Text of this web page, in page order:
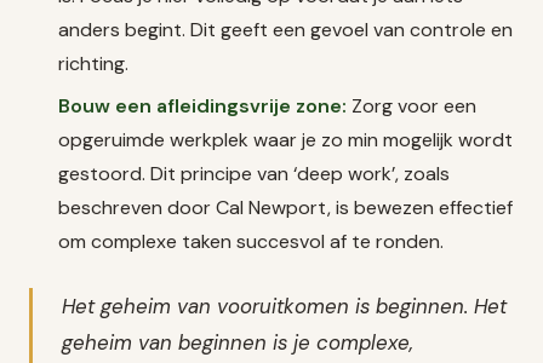
anders begint. Dit geeft een gevoel van controle en
richting.
Bouw een afleidingsvrije zone: Zorg voor een
opgeruimde werkplek waar je zo min mogelijk wordt
gestoord. Dit principe van ‘deep work’, zoals
beschreven door Cal Newport, is bewezen effectief
om complexe taken succesvol af te ronden.
Het geheim van vooruitkomen is beginnen. Het
geheim van beginnen is je complexe,